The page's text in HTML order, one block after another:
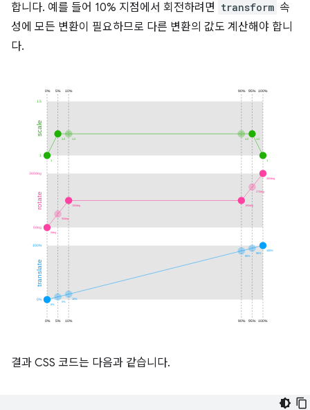
합니다. 예를 들어 10% 지점에서 회전하려면 transform 속
성에 모든 변환이 필요하므로 다른 변환의 값도 계산해야 합니
다.
결과 CSS 코드는 다음과 같습니다.